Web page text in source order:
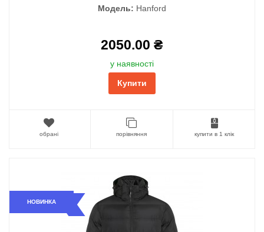
Модель: Hanford
2050.00 ₴
у наявності
Купити
обрані порівняння купити в 1 клік
НОВИНКА